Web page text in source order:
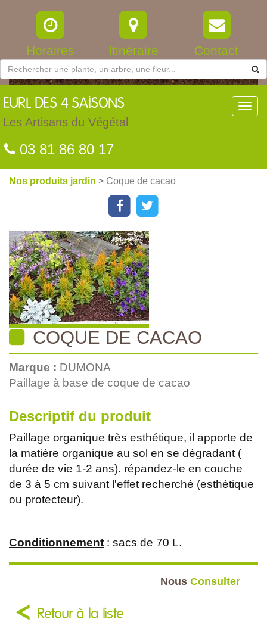
Horaires Itinéraire Contact
EURL DES 4 SAISONS
Les Artisans du Végétal
03 81 86 80 17
Nos produits jardin > Coque de cacao
COQUE DE CACAO
Marque : DUMONA
Paillage à base de coque de cacao
Descriptif du produit
Paillage organique très esthétique, il apporte de
la matière organique au sol en se dégradant (
durée de vie 1-2 ans). répandez-le en couche
de 3 à 5 cm suivant l'effet recherché (esthétique
ou protecteur).
Conditionnement : sacs de 70 L.
Nous Consulter
Retour à la liste